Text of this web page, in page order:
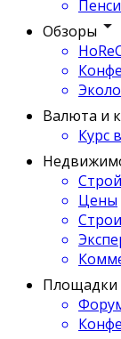
Обзоры
Валюта и
Курс
Цены
Площадки